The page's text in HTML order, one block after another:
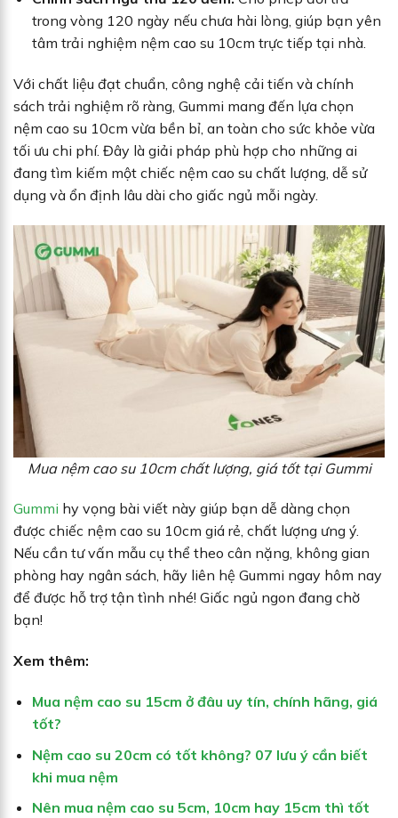
trong vòng 120 ngày nếu chưa hài lòng, giúp bạn yên
tâm trải nghiệm nệm cao su 10cm trực tiếp tại nhà.
Với chất liệu đạt chuẩn, công nghệ cải tiến và chính
sách trải nghiệm rõ ràng, Gummi mang đến lựa chọn
nệm cao su 10cm vừa bền bỉ, an toàn cho sức khỏe vừa
tối ưu chi phí. Đây là giải pháp phù hợp cho những ai
đang tìm kiếm một chiếc nệm cao su chất lượng, dễ sử
dụng và ổn định lâu dài cho giấc ngủ mỗi ngày.
Mua nệm cao su 10cm chất lượng, giá tốt tại Gummi
Gummi hy vọng bài viết này giúp bạn dễ dàng chọn
được chiếc nệm cao su 10cm giá rẻ, chất lượng ưng ý.
Nếu cần tư vấn mẫu cụ thể theo cân nặng, không gian
phòng hay ngân sách, hãy liên hệ Gummi ngay hôm nay
để được hỗ trợ tận tình nhé! Giấc ngủ ngon đang chờ
bạn!
Xem thêm:
Mua nệm cao su 15cm ở đâu uy tín, chính hãng, giá
tốt?
Nệm cao su 20cm có tốt không? 07 lưu ý cần biết
khi mua nệm
Nên mua nệm cao su 5cm, 10cm hay 15cm thì tốt